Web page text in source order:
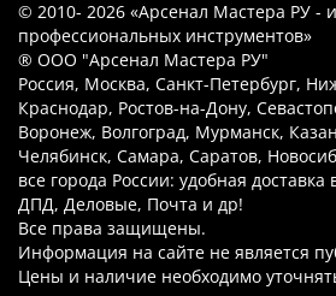
© 2010- 2026 «Арсенал Мастера РУ -
профессиональных инструментов»
® ООО "Арсенал Мастера РУ"
Россия, Москва, Санкт-Петербург,
Краснодар, Ростов-на-Дону,
Воронеж, Волгоград, Мурманск,
Челябинск, Самара, Саратов,
все города России: удобная
ДПД, Деловые, Почта и др!
Все права защищены.
Информация на сайте не является
Цены и наличие необходимо